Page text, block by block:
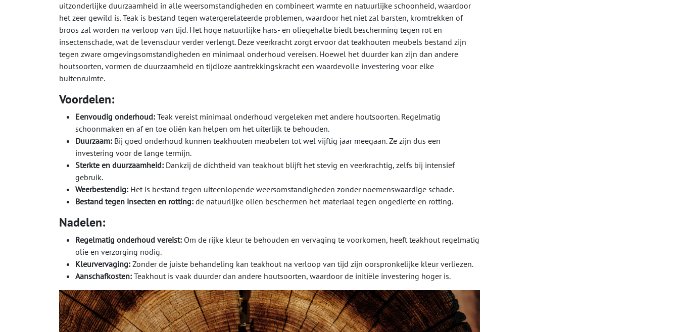
uitzonderlijke duurzaamheid in alle weersomstandigheden en combineert warmte en natuurlijke schoonheid, waardoor
het zeer gewild is. Teak is bestand tegen watergerelateerde problemen, waardoor het niet zal barsten, kromtrekken of
broos zal worden na verloop van tijd. Het hoge natuurlijke hars- en oliegehalte biedt bescherming tegen rot en
insectenschade, wat de levensduur verder verlengt. Deze veerkracht zorgt ervoor dat teakhouten meubels bestand zijn
tegen zware omgevingsomstandigheden en minimaal onderhoud vereisen. Hoewel het duurder kan zijn dan andere
houtsoorten, vormen de duurzaamheid en tijdloze aantrekkingskracht een waardevolle investering voor elke
buitenruimte.
Voordelen:
Eenvoudig onderhoud: Teak vereist minimaal onderhoud vergeleken met andere houtsoorten. Regelmatig
schoonmaken en af en toe oliën kan helpen om het uiterlijk te behouden.
Duurzaam: Bij goed onderhoud kunnen teakhouten meubelen tot wel vijftig jaar meegaan. Ze zijn dus een
investering voor de lange termijn.
Sterkte en duurzaamheid: Dankzij de dichtheid van teakhout blijft het stevig en veerkrachtig, zelfs bij intensief
gebruik.
Weerbestendig: Het is bestand tegen uiteenlopende weersomstandigheden zonder noemenswaardige schade.
Bestand tegen insecten en rotting: de natuurlijke oliën beschermen het materiaal tegen ongedierte en rotting.
Nadelen:
Regelmatig onderhoud vereist: Om de rijke kleur te behouden en vervaging te voorkomen, heeft teakhout regelmatig
olie en verzorging nodig.
Kleurvervaging: Zonder de juiste behandeling kan teakhout na verloop van tijd zijn oorspronkelijke kleur verliezen.
Aanschafkosten: Teakhout is vaak duurder dan andere houtsoorten, waardoor de initiële investering hoger is.